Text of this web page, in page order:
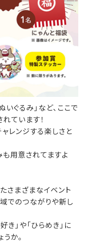
ぐるみ」など、ここで
ています！
レンジする楽しさと
用意されてますよ
さまざまなイベント
でのつながりや新し
」や「ひらめき」に
か。